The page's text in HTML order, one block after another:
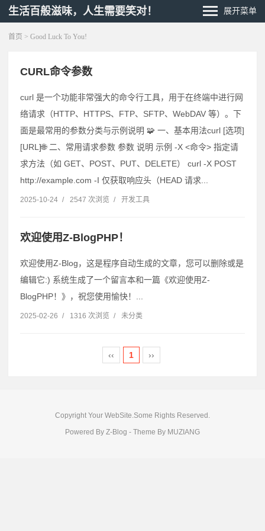
生活百般滋味，人生需要笑对！ 展开菜单
首页 > Good Luck To You!
CURL命令参数
curl 是一个功能非常强大的命令行工具，用于在终端中进行网
络请求（HTTP、HTTPS、FTP、SFTP、WebDAV 等）。下
面是最常用的参数分类与示例说明 🧩 一、基本用法curl [选项]
[URL]🌐 二、常用请求参数 参数 说明 示例 -X <命令> 指定请
求方法（如 GET、POST、PUT、DELETE） curl -X POST
http://example.com -I 仅获取响应头（HEAD 请求...
2025-10-24 / 2547 次浏览 / 开发工具
欢迎使用Z-BlogPHP！
欢迎使用Z-Blog，这是程序自动生成的文章，您可以删除或是
编辑它:) 系统生成了一个留言本和一篇《欢迎使用Z-
BlogPHP！》，祝您使用愉快！...
2025-02-26 / 1316 次浏览 / 未分类
‹‹ 1 ››
Copyright Your WebSite.Some Rights Reserved.
Powered By Z-Blog - Theme By MUZIANG